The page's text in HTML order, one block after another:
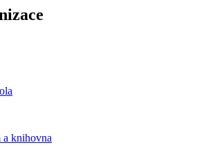
a knihovna